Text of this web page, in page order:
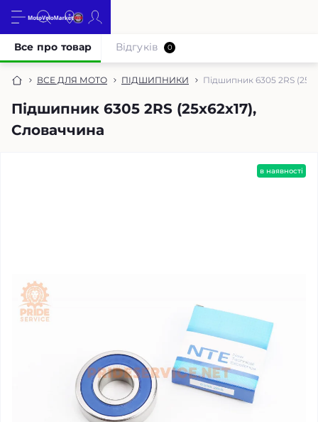
ВСЕ ДЛЯ МОТО ПІДШИПНИКИ Підшипник 6305 2RS
Підшипник 6305 2RS (25x62x17),
Словаччина
Все про товар Відгуків 0
в наявності